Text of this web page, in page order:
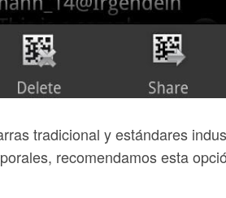
tradicional y estándares
recomendamos esta